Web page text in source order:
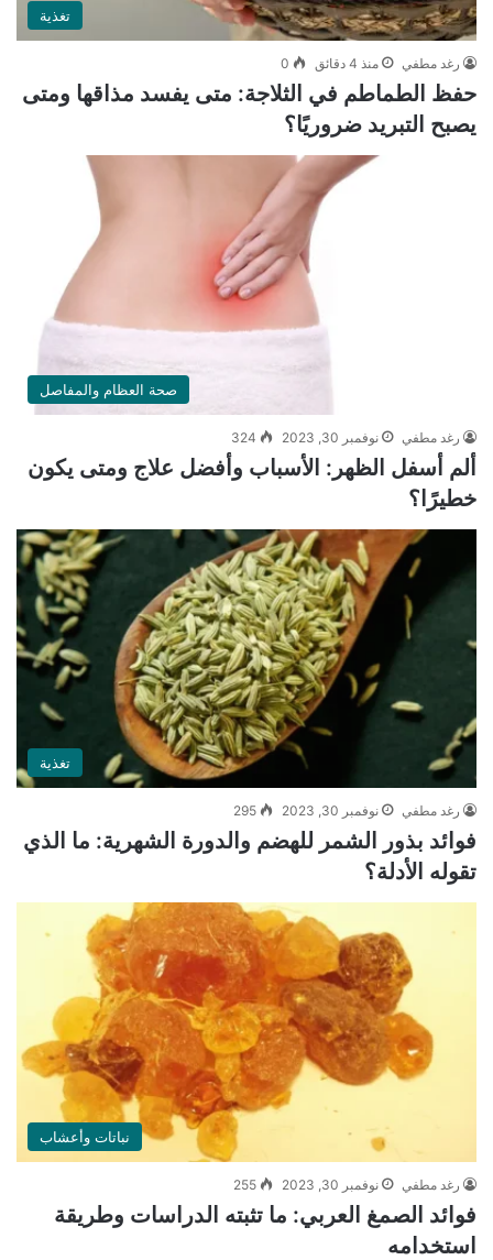
تغذية
رغد مطفي منذ 4 دقائق 0
حفظ الطماطم في الثلاجة: متى يفسد مذاقها ومتى
يصبح التبريد ضروريًا؟
صحة العظام والمفاصل
رغد مطفي نوفمبر 30, 2023 324
ألم أسفل الظهر: الأسباب وأفضل علاج ومتى يكون
خطيرًا؟
تغذية
رغد مطفي نوفمبر 30, 2023 295
فوائد بذور الشمر للهضم والدورة الشهرية: ما الذي
تقوله الأدلة؟
نباتات وأعشاب
رغد مطفي نوفمبر 30, 2023 255
فوائد الصمغ العربي: ما تثبته الدراسات وطريقة
استخدامه